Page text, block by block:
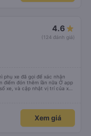
4.6
(124 đánh giá)
phụ xe đã gọi để xác nhận
đón thêm lần nữa Ở app
xe, và cập nhật vị trí của xe
Xem giá